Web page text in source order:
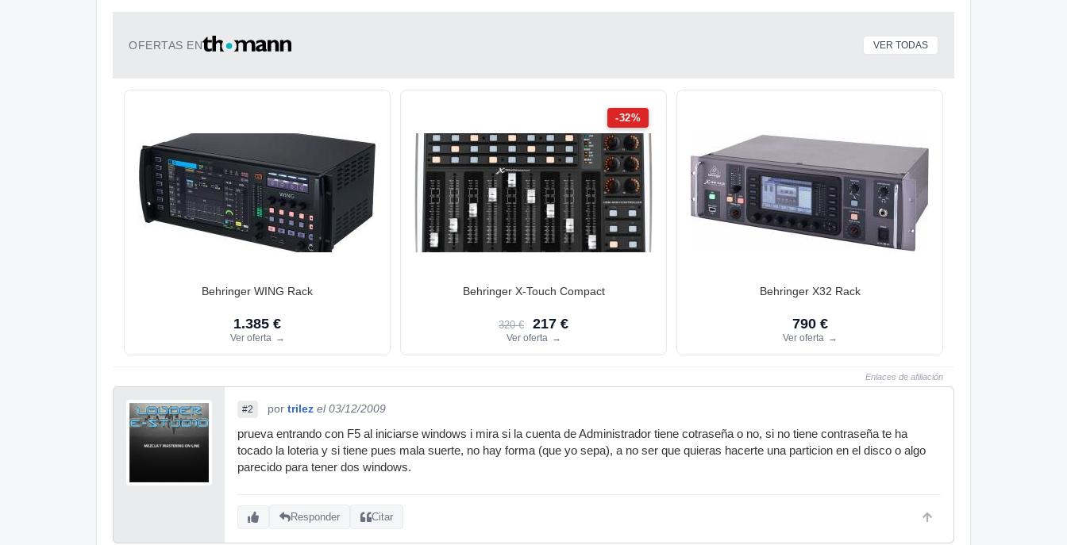
OFERTAS EN VER TODAS
Behringer WING Rack
1.385 €
Ver oferta →
-32%
Behringer X-Touch Compact
320 € 217 €
Ver oferta →
Behringer X32 Rack
790 €
Ver oferta →
Enlaces de afiliación
#2 por trilez el 03/12/2009
prueva entrando con F5 al iniciarse windows i mira si la cuenta de Administrador tiene cotraseña o no, si no tiene contraseña te ha
tocado la loteria y si tiene pues mala suerte, no hay forma (que yo sepa), a no ser que quieras hacerte una particion en el disco o algo
parecido para tener dos windows.
Responder Citar